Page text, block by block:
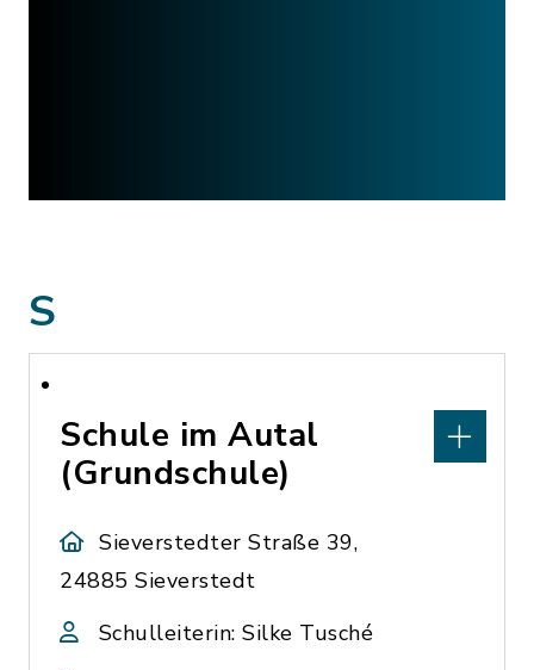
S
Schule im Autal
(Grundschule)
Sieverstedter Straße 39,
24885 Sieverstedt
Schulleiterin: Silke Tusché